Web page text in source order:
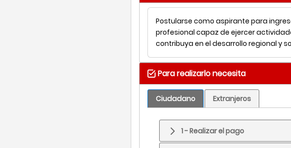
Postularse como aspirante para
profesional capaz de ejercer
contribuya en el desarrollo regional y
Para realizarlo necesita
Ciudadano Extranjeros
1 - Realizar el pago